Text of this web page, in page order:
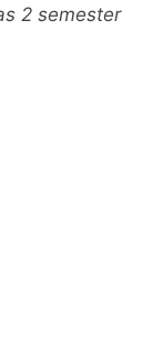
2 semester